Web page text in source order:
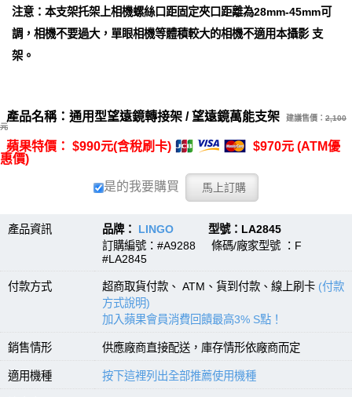
注意：本支架托架上相機螺絲口距固定夾口距離為28mm-45mm可
調，相機不要過大，單眼相機等體積較大的相機不適用本攝影 支
架。
產品名稱：通用型望遠鏡轉接架 / 望遠鏡萬能支架 建議售價： 2,100
元
蘋果特價： $990元(含稅刷卡)
$970元 (ATM優
惠價)
是的我要購買
產品資訊 品牌： LINGO 型號：LA2845
訂購編號：#A9288 條碼/廠家型號 ：F
#LA2845
付款方式 超商取貨付款、 ATM、貨到付款、線上刷卡 (付款
方式說明)
加入蘋果會員消費回饋最高3% S點！
銷售情形 供應廠商直接配送，庫存情形依廠商而定
適用機種 按下這裡列出全部推薦使用機種